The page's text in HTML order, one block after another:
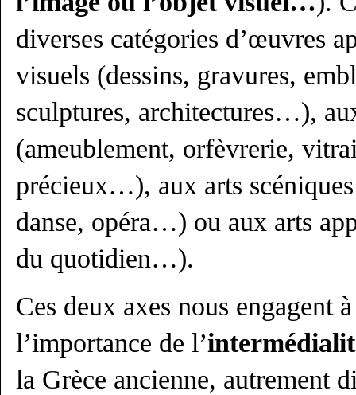
diverses catégories d’œuvres
visuels (dessins, gravures,
sculptures, architectures…),
(ameublement, orfèvrerie,
précieux…), aux arts
danse, opéra…) ou aux arts
du quotidien…).
Ces deux axes nous engagent
l’importance de l’intermédialit
la Grèce ancienne, autrement